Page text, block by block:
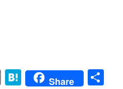
C
H
Share